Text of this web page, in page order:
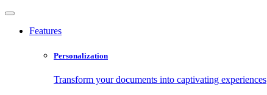
Features
Personalization
Transform your documents into captivating experiences